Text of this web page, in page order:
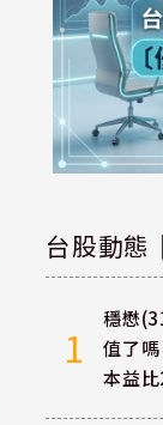
台股動態
1
穩懋
值了
本益